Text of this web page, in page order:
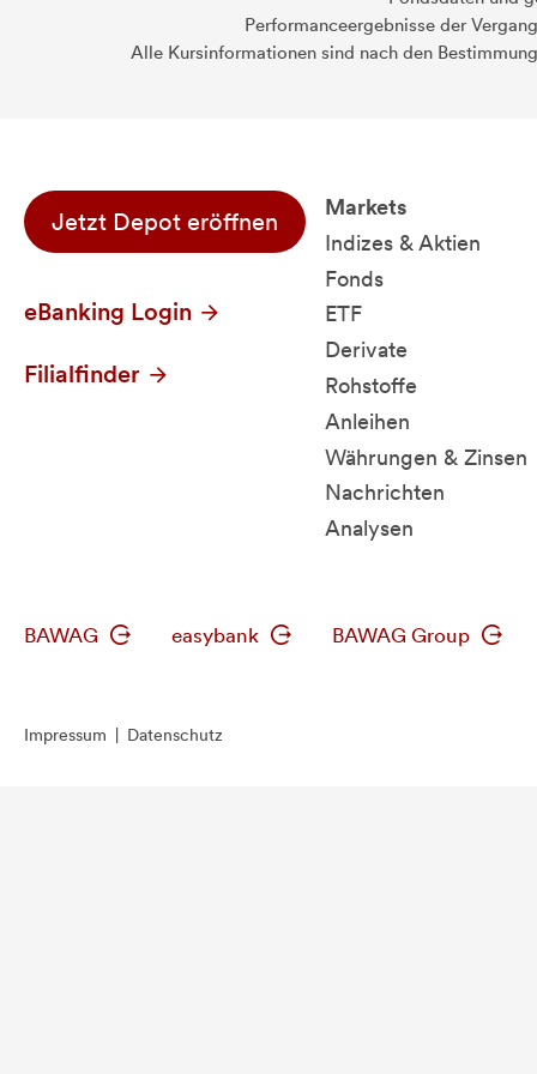
Performanceergebnisse der
Alle Kursinformationen sind nach den
Jetzt Depot eröffnen
eBanking Login
Filialfinder
Markets
Indizes & Aktien
Fonds
ETF
Derivate
Rohstoffe
Anleihen
Währungen & Zinsen
Nachrichten
Analysen
BAWAG easybank BAWAG Group
Impressum Datenschutz